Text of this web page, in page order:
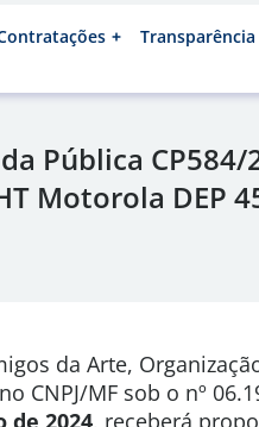
Transparência
Pública
Motorola DEP
da Arte,
CNPJ/MF sob o nº
de 2024, receberá